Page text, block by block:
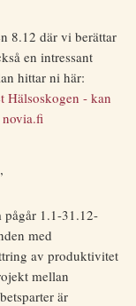
8.12 där vi berättar
en intressant
hittar ni här:
Hälsoskogen - kan
novia.fi
pågår 1.1-31.12-
med
av produktivitet
mellan
är